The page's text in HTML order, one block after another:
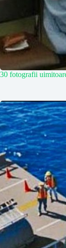
30 fotografii